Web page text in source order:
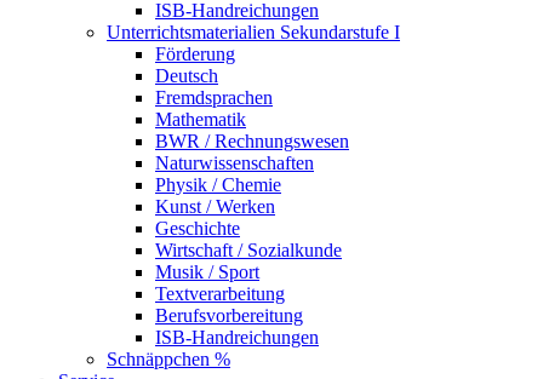
ISB-Handreichungen
Unterrichtsmaterialien Sekundarstufe I
Förderung
Deutsch
Fremdsprachen
Mathematik
BWR / Rechnungswesen
Naturwissenschaften
Physik / Chemie
Kunst / Werken
Geschichte
Wirtschaft / Sozialkunde
Musik / Sport
Textverarbeitung
Berufsvorbereitung
ISB-Handreichungen
Schnäppchen %